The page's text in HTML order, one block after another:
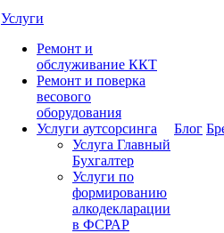
Услуги
Ремонт и
обслуживание ККТ
Ремонт и поверка
весового
оборудования
Услуги аутсорсинга
Услуга Главный
Бухгалтер
Услуги по
формированию
алкодекларации
в ФСРАР
Блог